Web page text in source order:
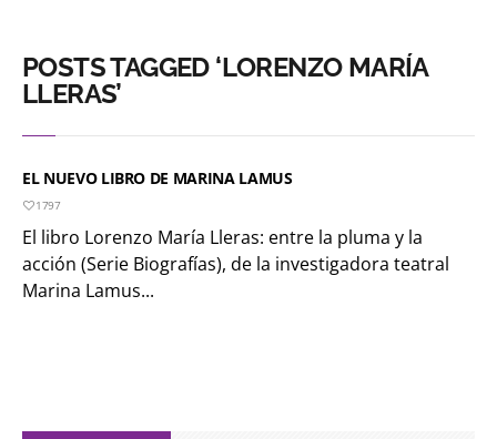
POSTS TAGGED ‘LORENZO MARÍA
LLERAS’
EL NUEVO LIBRO DE MARINA LAMUS
1797
El libro Lorenzo María Lleras: entre la pluma y la
acción (Serie Biografías), de la investigadora teatral
Marina Lamus...